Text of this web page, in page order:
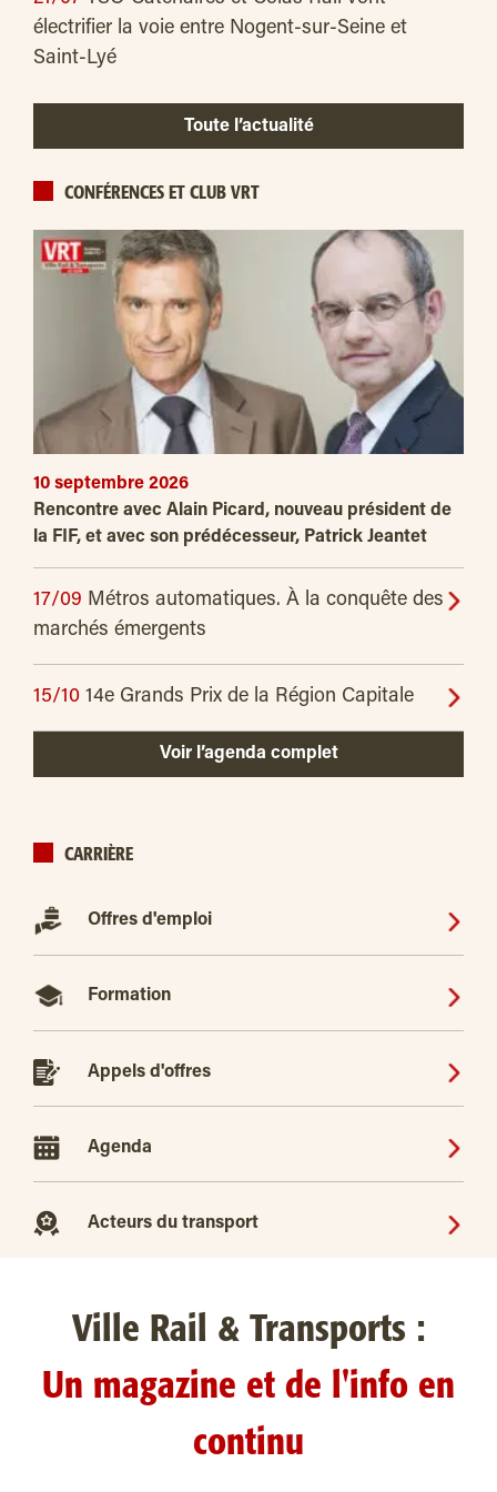
électrifier la voie entre Nogent-sur-Seine et
Saint-Lyé
Toute l’actualité
CONFÉRENCES ET CLUB VRT
10 septembre 2026
Rencontre avec Alain Picard, nouveau président de
la FIF, et avec son prédécesseur, Patrick Jeantet
17/09 Métros automatiques. À la conquête des
marchés émergents
15/10 14e Grands Prix de la Région Capitale
Voir l’agenda complet
CARRIÈRE
Offres d'emploi
Formation
Appels d'offres
Agenda
Acteurs du transport
Ville Rail & Transports :
Un magazine et de l'info en
continu